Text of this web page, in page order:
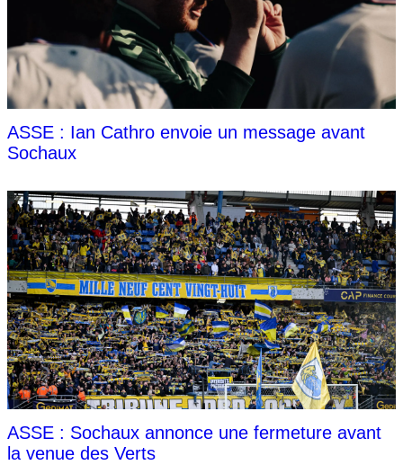
ASSE : Ian Cathro envoie un message avant
Sochaux
ASSE : Sochaux annonce une fermeture avant
la venue des Verts